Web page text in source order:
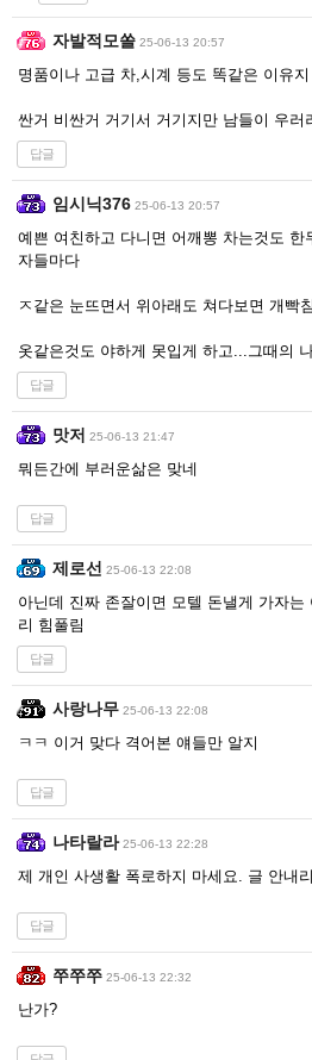
자발적모쏠 25-06-13 20:57
명품이나 고급 차,시계 등도 똑같은 이유지
싼거 비싼거 거기서 거기지만 남들이 우러
답글
임시닉376 25-06-13 20:57
예쁜 여친하고 다니면 어깨뽕 차는것도
자들마다
ㅈ같은 눈뜨면서 위아래도 쳐다보면 개빡침
옷같은것도 야하게 못입게 하고...그때의
답글
맛저 25-06-13 21:47
뭐든간에 부러운삶은 맞네
답글
제로선 25-06-13 22:08
아닌데 진짜 존잘이면 모텔 돈낼게 가자
리 힘풀림
답글
사랑나무 25-06-13 22:08
ㅋㅋ 이거 맞다 격어본 얘들만 알지
답글
나타랄라 25-06-13 22:28
제 개인 사생활 폭로하지 마세요. 글 안내
답글
쭈쭈쭈 25-06-13 22:32
난가?